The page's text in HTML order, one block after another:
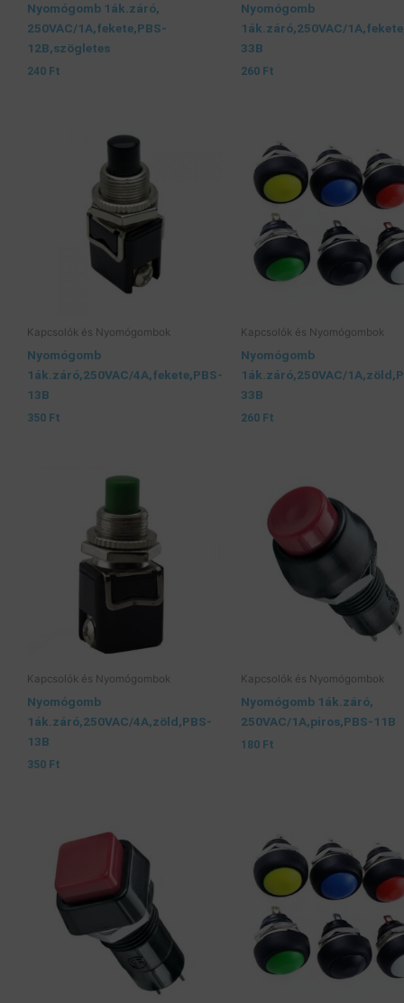
Nyomógomb 1ák.záró,
250VAC/1A,fekete,PBS-
12B,szögletes
240 Ft
Nyomógomb
1ák.záró,250VAC/
33B
260 Ft
Kapcsolók és Nyomógombok
Nyomógomb
1ák.záró,250VAC/4A,fekete,PBS-
13B
350 Ft
Kapcsolók és Nyomógombok
Nyomógomb
1ák.záró,250VAC/
33B
260 Ft
Kapcsolók és Nyomógombok
Nyomógomb
1ák.záró,250VAC/4A,zöld,PBS-
13B
350 Ft
Kapcsolók és Nyomógombok
Nyomógomb 1ák.záró,
250VAC/1A,piros,PBS-11B
180 Ft